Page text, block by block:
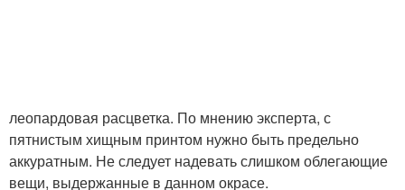
леопардовая расцветка. По мнению эксперта, с
пятнистым хищным принтом нужно быть предельно
аккуратным. Не следует надевать слишком облегающие
вещи, выдержанные в данном окрасе.